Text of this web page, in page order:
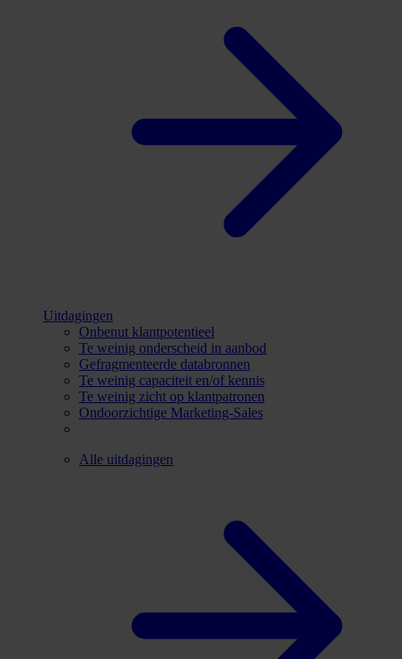
Uitdagingen
Onbenut klantpotentieel
Te weinig onderscheid in aanbod
Gefragmenteerde databronnen
Te weinig capaciteit en/of kennis
Te weinig zicht op klantpatronen
Ondoorzichtige Marketing-Sales
Alle uitdagingen